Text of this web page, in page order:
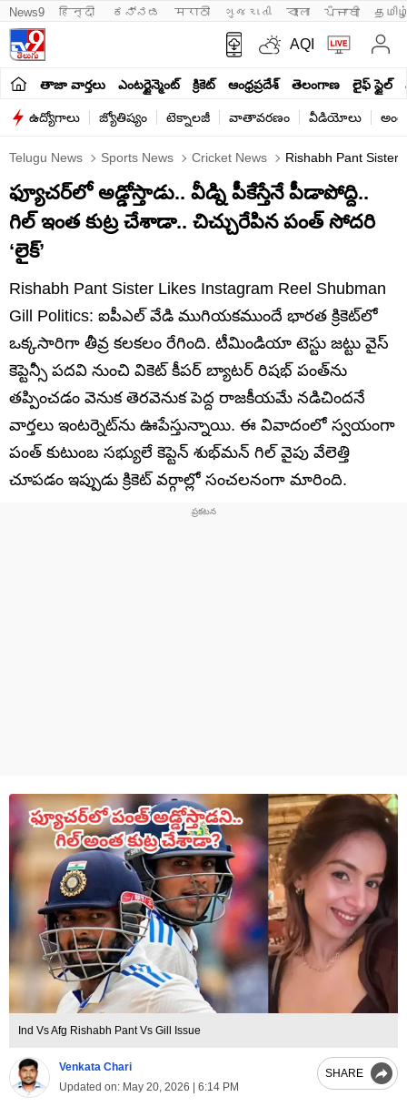
News9 हिन्दी ಕನ್ನಡ मराठी ગુજરાતી বাংলা ਪੰਜਾਬੀ
AQI
తాజా వార్తలు ఎంటర్టైన్మెంట్ క్రికెట్ ఆంధ్రప్రదేశ్ తెలంగాణ లైఫ్ స్టైల్
ఉద్యోగాలు జ్యోతిష్యం టెక్నాలజీ వాతావరణం వీడియోలు
Telugu News Sports News Cricket News Rishabh Pant Sister
ఫ్యూచర్‌లో అడ్డోస్తాడు.. వీడ్ని పీకేస్తేనే పీడాపోద్ది..
గిల్ ఇంత కుట్ర చేశాడా.. చిచ్చురేపిన పంత్ సోదరి
‘లైక్’
Rishabh Pant Sister Likes Instagram Reel Shubman
Gill Politics: ఐపీఎల్ వేడి ముగియకముందే భారత క్రికెట్‌లో
ఒక్కసారిగా తీవ్ర కలకలం రేగింది. టీమిండియా టెస్టు జట్టు వైస్
కెప్టెన్సీ పదవి నుంచి వికెట్ కీపర్ బ్యాటర్ రిషభ్ పంత్‌ను
తప్పించడం వెనుక తెరవెనుక పెద్ద రాజకీయమే నడిచిందనే
వార్తలు ఇంటర్నెట్‌ను ఊపేస్తున్నాయి. ఈ వివాదంలో స్వయంగా
పంత్ కుటుంబ సభ్యులే కెప్టెన్ శుభ్‌మన్ గిల్‌ వైపు వేలెత్తి
చూపడం ఇప్పుడు క్రికెట్ వర్గాల్లో సంచలనంగా మారింది.
Ind Vs Afg Rishabh Pant Vs Gill Issue
Venkata Chari
Updated on: May 20, 2026 | 6:14 PM
SHARE